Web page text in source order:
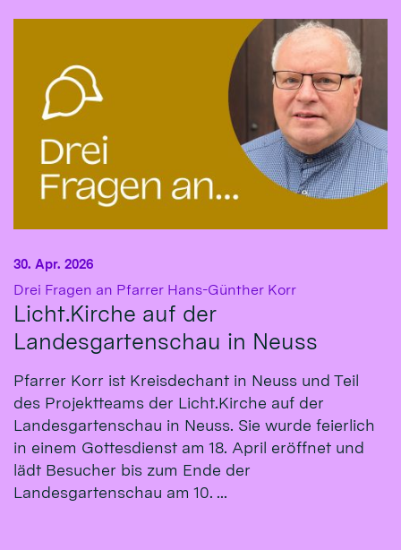
Drei Fragen an Pfarrer Hans-Günther Korr:
Licht.Kirche auf der
Landesgartenschau in Neuss
30. Apr. 2026
Pfarrer Korr ist Kreisdechant in Neuss und Teil
des Projektteams der Licht.Kirche auf der
Landesgartenschau in Neuss. Sie wurde feierlich
in einem Gottesdienst am 18. April eröffnet und
lädt Besucher bis zum Ende der
Landesgartenschau am 10. ...